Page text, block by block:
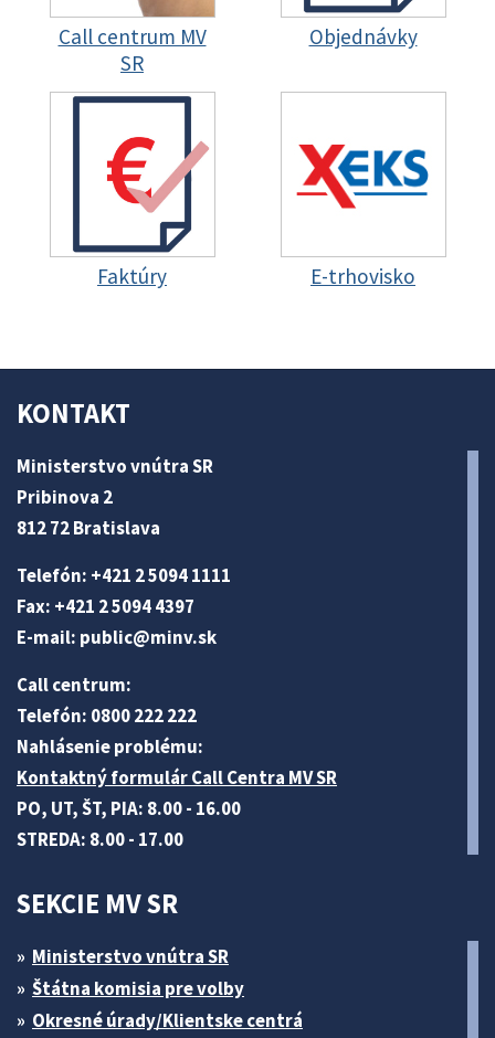
Call centrum MV
SR
Objednávky
Faktúry E-trhovisko
KONTAKT
Ministerstvo vnútra SR
Pribinova 2
812 72 Bratislava
Telefón: +421 2 5094 1111
Fax: +421 2 5094 4397
E-mail: public@minv.sk
Call centrum:
Telefón: 0800 222 222
Nahlásenie problému:
Kontaktný formulár Call Centra MV SR
PO, UT, ŠT, PIA: 8.00 - 16.00
STREDA: 8.00 - 17.00
SEKCIE MV SR
Ministerstvo vnútra SR
Štátna komisia pre volby
Okresné úrady/Klientske centrá